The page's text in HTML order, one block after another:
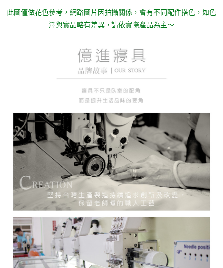
此圖僅做花色參考， 網路圖片因拍攝關係，會有不同配件搭色，如色
澤與實品略有差異，請依實際產品為主～